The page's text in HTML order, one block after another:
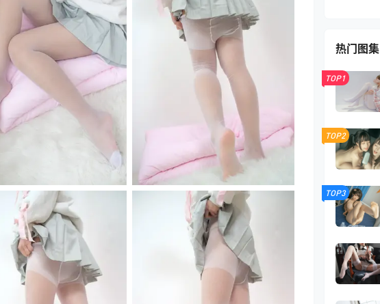
热门图集
TOP1
TOP2
TOP3